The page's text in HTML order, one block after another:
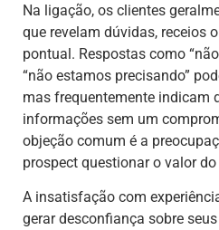
Na ligação, os clientes
que revelam dúvidas, receios
pontual. Respostas como
“não estamos precisando”
mas frequentemente indicam
informações sem um
objeção comum é a
prospect questionar o valor
A insatisfação com
gerar desconfiança sobre